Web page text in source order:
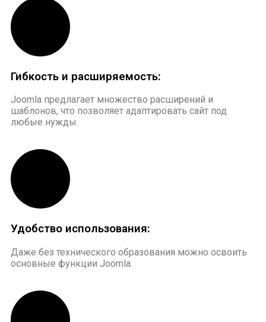
Гибкость и расширяемость:
Joomla предлагает множество расширений и
шаблонов, что позволяет адаптировать сайт под
любые нужды.
Удобство использования:
Даже без технического образования можно освоить
основные функции Joomla.